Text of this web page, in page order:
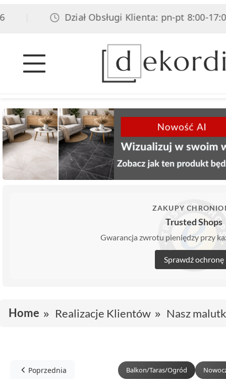
| Dział Obsługi Klienta: pn-pt 8:00-17:00,
ZAKUPY
Trusted Shops
Gwarancja zwrotu pieniędzy przy
Sprawdź ochronę
Home Realizacje Klientów Nasz
Poprzednia Balkon/Taras/Ogród